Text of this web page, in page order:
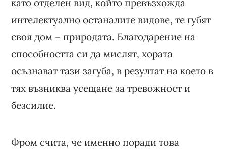
като отделен вид, който превъзхожда
интелектуално останалите видове, те губят
своя дом – природата. Благодарение на
способността си да мислят, хората
осъзнават тази загуба, в резултат на което в
тях възниква усещане за тревожност и
безсилие.
Фром счита, че именно поради това